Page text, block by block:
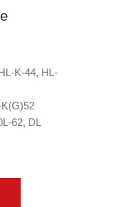
K-44, HL-
62, DL